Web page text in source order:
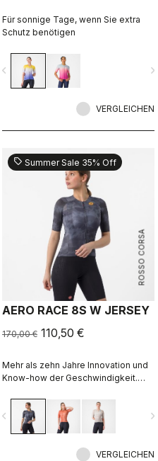
Für sonnige Tage, wenn Sie extra
Schutz benötigen
navigate_next
VERGLEICHEN
ROSSO CORSA
sell Summer Sale 35% Off
AERO RACE 8S W JERSEY
170,00 € 110,50 €
Mehr als zehn Jahre Innovation und
Know-how der Geschwindigkeit.
noch schneller.
navigate_next
VERGLEICHEN